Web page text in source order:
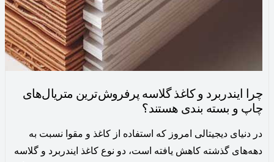
چرا ایندربرد و کاغذ گلاسه پرفروش‌ترین متریال‌های
چاپ و بسته ‌بندی هستند؟
در دنیای دیجیتالی امروز که استفاده از کاغذ و مقوا نسبت به
دهه‌های گذشته کاهش یافته است، دو نوع کاغذ ایندربرد و گلاسه